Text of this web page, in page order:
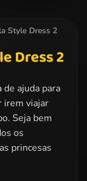
Style Dress 2
Dress 2
ajuda para
irem viajar
Seja bem
os
princesas